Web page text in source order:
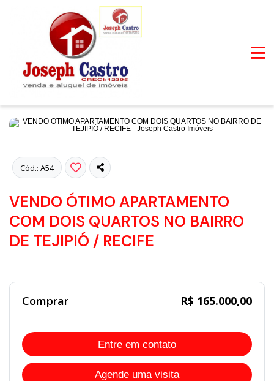
Cód.: A54
VENDO ÓTIMO APARTAMENTO
COM DOIS QUARTOS NO BAIRRO
DE TEJIPIÓ / RECIFE
Comprar R$ 165.000,00
Entre em contato
Agende uma visita